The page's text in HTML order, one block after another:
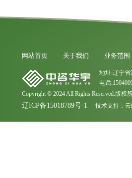
网站首页 关于我们 业务范围
地址:辽宁
电话
Copyright © 2024 All Rights Reserved.版
辽ICP备15018789号-1 技术支持：